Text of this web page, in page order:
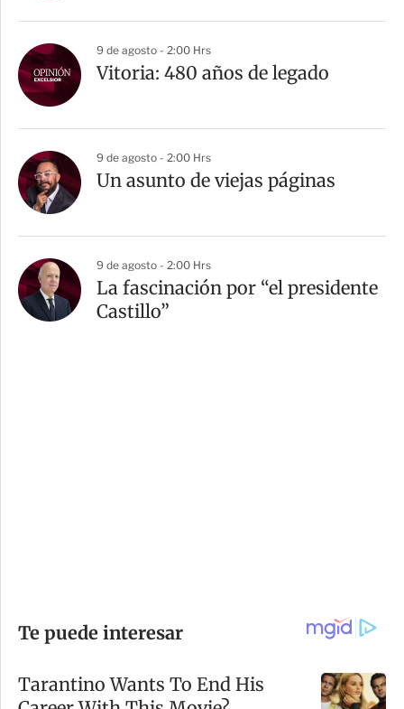
9 de agosto - 2:00 Hrs
Vitoria: 480 años de legado
9 de agosto - 2:00 Hrs
Un asunto de viejas páginas
9 de agosto - 2:00 Hrs
La fascinación por “el presidente
Castillo”